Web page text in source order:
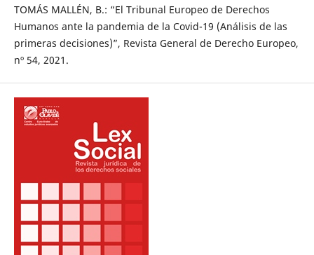
TOMÁS MALLÉN, B.: “El Tribunal Europeo de Derechos
Humanos ante la pandemia de la Covid-19 (Análisis de las
primeras decisiones)”, Revista General de Derecho Europeo,
nº 54, 2021.